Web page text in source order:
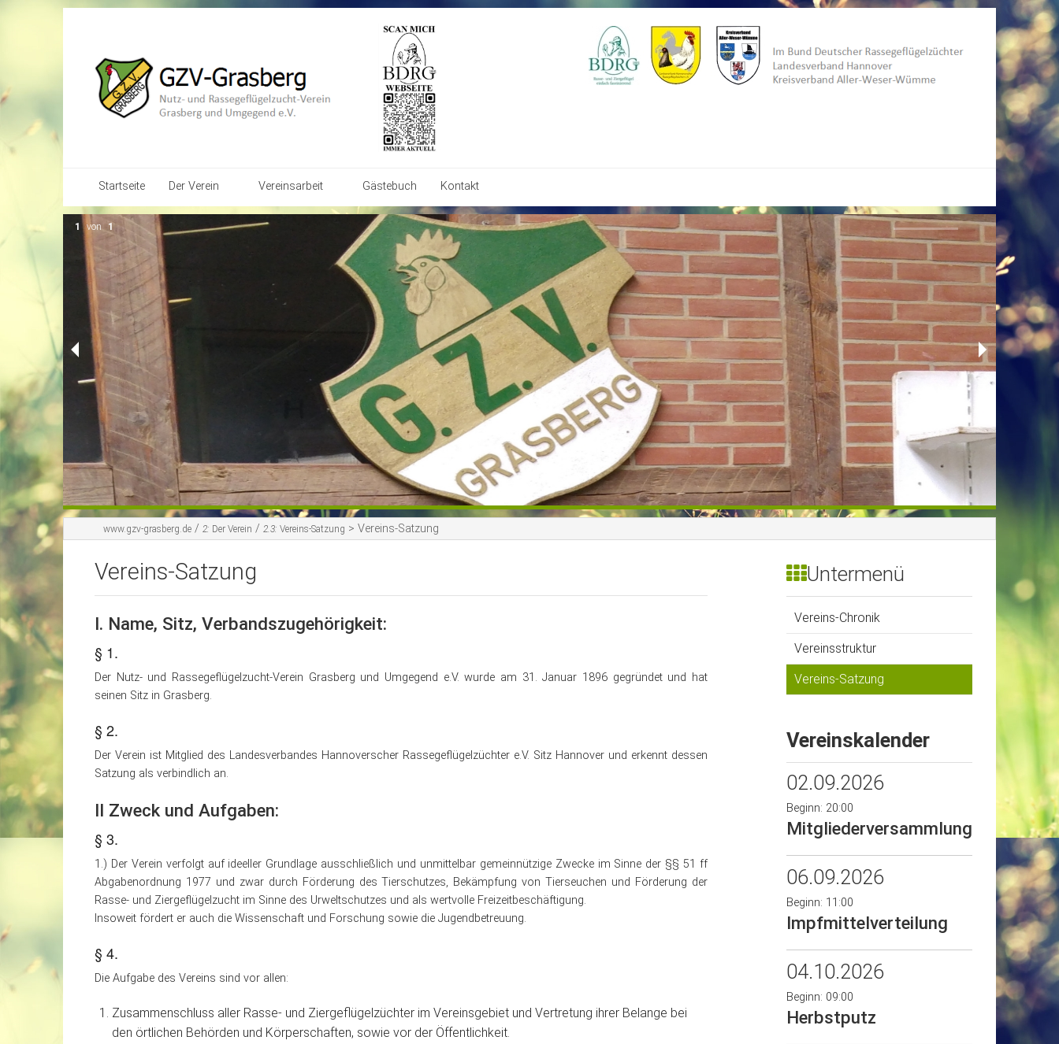
Startseite Der Verein
Vereins-Chronik
Vereinsstruktur
Vereins-Satzung
Vereinsarbeit
Kalender
Jugendarbeit
Gästebuch Kontakt
1 von 1
www.gzv-grasberg.de / 2: Der Verein / 2.3: Vereins-Satzung > Vereins-Satzung
Vereins-Satzung
I. Name, Sitz, Verbandszugehörigkeit:
§ 1.
Der Nutz- und Rassegeflügelzucht-Verein Grasberg und Umgegend e.V. wurde am 31. Januar 1896 gegründet und hat
seinen Sitz in Grasberg.
§ 2.
Der Verein ist Mitglied des Landesverbandes Hannoverscher Rassegeflügelzüchter e.V. Sitz Hannover und erkennt dessen
Satzung als verbindlich an.
II Zweck und Aufgaben:
§ 3.
1.) Der Verein verfolgt auf ideeller Grundlage ausschließlich und unmittelbar gemeinnützige Zwecke im Sinne der §§ 51 ff
Abgabenordnung 1977 und zwar durch Förderung des Tierschutzes, Bekämpfung von Tierseuchen und Förderung der
Rasse- und Ziergeflügelzucht im Sinne des Urweltschutzes und als wertvolle Freizeitbeschäftigung.
Insoweit fördert er auch die Wissenschaft und Forschung sowie die Jugendbetreuung.
§ 4.
Die Aufgabe des Vereins sind vor allen:
Zusammenschluss aller Rasse- und Ziergeflügelzüchter im Vereinsgebiet und Vertretung ihrer Belange bei
den örtlichen Behörden und Körperschaften, sowie vor der Öffentlichkeit.
Untermenü
Vereins-Chronik
Vereinsstruktur
Vereins-Satzung
Vereinskalender
02.09.2026
Beginn: 20:00
Mitgliederversammlung
06.09.2026
Beginn: 11:00
Impfmittelverteilung
04.10.2026
Beginn: 09:00
Herbstputz